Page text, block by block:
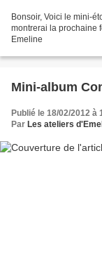
Bonsoir, Voici le mini-
montrerai la prochaine
Emeline
Mini-album
Publié le 18/02/2012 à
Par Les ateliers